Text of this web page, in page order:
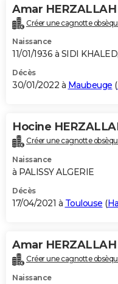
Amar HERZALLAH
Créer une cagnotte
Naissance
11/01/1936 à SIDI
Décès
30/01/2022 à Maubeuge (
Hocine
Créer une cagnotte
Naissance
à PALISSY ALGERIE
Décès
17/04/2021 à Toulouse (
Amar HERZALLAH
Créer une cagnotte
Naissance